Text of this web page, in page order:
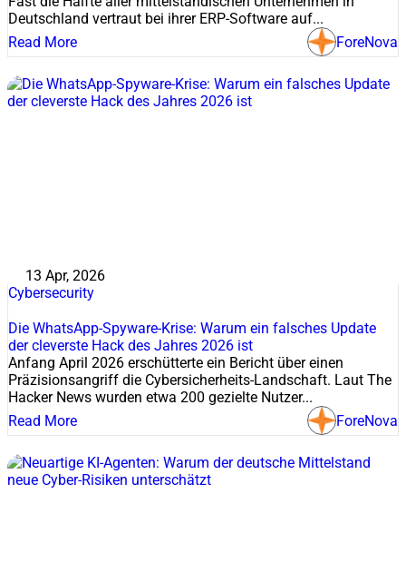
Deutschland vertraut bei ihrer ERP-Software auf...
Read More
ForeNova
13 Apr, 2026
Cybersecurity
Die WhatsApp-Spyware-Krise: Warum ein falsches Update
der cleverste Hack des Jahres 2026 ist
Anfang April 2026 erschütterte ein Bericht über einen
Präzisionsangriff die Cybersicherheits-Landschaft. Laut The
Hacker News wurden etwa 200 gezielte Nutzer...
Read More
ForeNova